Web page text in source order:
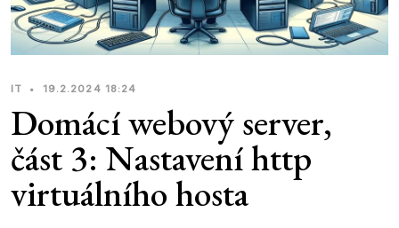
IT • 19.2.2024 18:24
Domácí webový server,
část 3: Nastavení http
virtuálního hosta